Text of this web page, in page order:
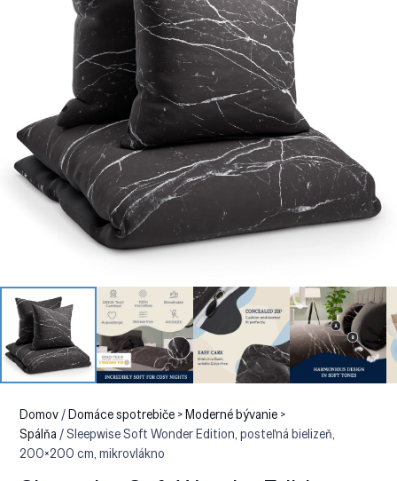
Domov/Domáce spotrebiče > Moderné bývanie >
Spálňa / Sleepwise Soft Wonder Edition, posteľná bielizeň,
200×200 cm, mikrovlákno